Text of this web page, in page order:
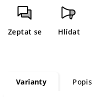
cena:
Zeptat se Hlídat
Varianty Popis